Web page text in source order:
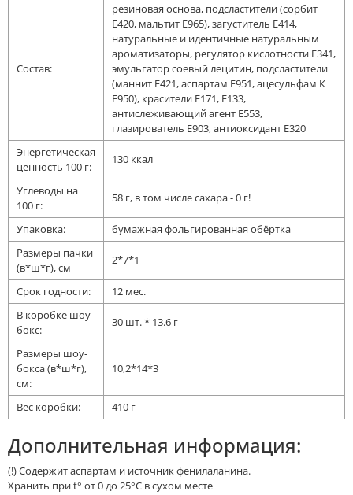
Состав:
резиновая основа, подсластители (сорбит
Е420, мальтит Е965), загуститель Е414,
натуральные и идентичные натуральным
ароматизаторы, регулятор кислотности Е341,
эмульгатор соевый лецитин, подсластители
(маннит Е421, аспартам Е951, ацесульфам К
Е950), красители Е171, Е133,
антислеживающий агент Е553,
глазирователь Е903, антиоксидант Е320
Энергетическая
ценность 100 г:
130 ккал
Углеводы на
100 г:
58 г, в том числе сахара - 0 г!
Упаковка:
бумажная фольгированная обёртка
Размеры пачки
(в*ш*г), cм
2*7*1
Срок годности:
12 мес.
В коробке шоу-
бокс:
30 шт. * 13.6 г
Размеры шоу-
бокса (в*ш*г),
cм:
10,2*14*3
Вес коробки: 410 г
Дополнительная информация:
(!) Содержит аспартам и источник фенилаланина.
Хранить при t° от 0 до 25°С в сухом месте